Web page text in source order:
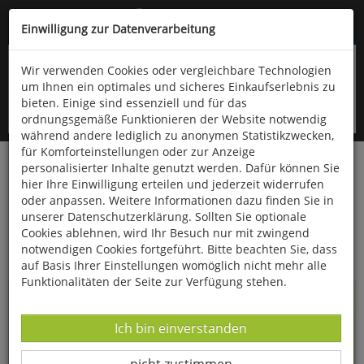
Kompletten Head der Seite überspringen
oder (06766) 9323-960
Startseite Informationen
Uppps...
Sie sind weitergeleitet worden !
haben zu öffnen, gibt es leider nicht mehr in unserem
Einwilligung zur Datenverarbeitung
Wir verwenden Cookies oder vergleichbare Technologien
um Ihnen ein optimales und sicheres Einkaufserlebnis zu
bieten. Einige sind essenziell und für das
ordnungsgemäße Funktionieren der Website notwendig
während andere lediglich zu anonymen Statistikzwecken,
für Komforteinstellungen oder zur Anzeige
personalisierter Inhalte genutzt werden. Dafür können Sie
hier Ihre Einwilligung erteilen und jederzeit widerrufen
oder anpassen. Weitere Informationen dazu finden Sie in
unserer Datenschutzerklärung. Sollten Sie optionale
Cookies ablehnen, wird Ihr Besuch nur mit zwingend
notwendigen Cookies fortgeführt. Bitte beachten Sie, dass
auf Basis Ihrer Einstellungen womöglich nicht mehr alle
Funktionalitäten der Seite zur Verfügung stehen.
Datenverarbeitung -
Ich bin einverstanden